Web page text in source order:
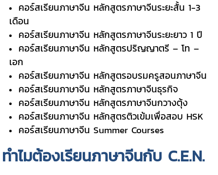
คอร์สเรียนภาษาจีน หลักสูตรภาษาจีนระยะสั้น 1-3
เดือน
คอร์สเรียนภาษาจีน หลักสูตรภาษาจีนระยะยาว 1 ปี
คอร์สเรียนภาษาจีน หลักสูตรปริญญาตรี – โท –
เอก
คอร์สเรียนภาษาจีน หลักสูตรอบรมครูสอนภาษาจีน
คอร์สเรียนภาษาจีน หลักสูตรภาษาจีนธุรกิจ
คอร์สเรียนภาษาจีน หลักสูตรภาษาจีนกวางตุ้ง
คอร์สเรียนภาษาจีน หลักสูตรติวเข้มเพื่อสอบ HSK
คอร์สเรียนภาษาจีน Summer Courses
ทำไมต้องเรียนภาษาจีนกับ C.E.N.